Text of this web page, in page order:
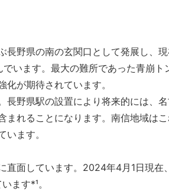
野県の南の玄関口として発展し、
います。最大の難所であった青崩
が期待されています。
野県駅の設置により将来的には、
れることになります。南信地域は
ます。
面しています。2024年4月1日現在
ます*¹。